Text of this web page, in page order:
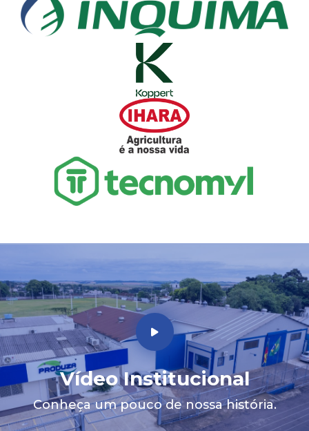
Vídeo Institucional
Conheça um pouco de nossa história.